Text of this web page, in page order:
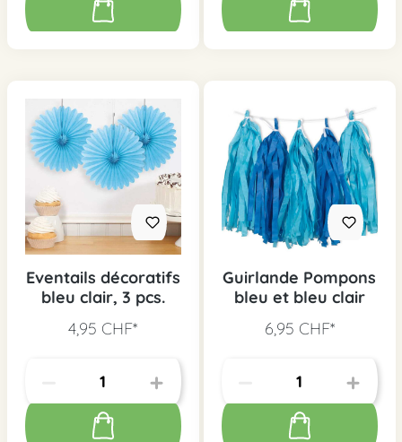
Eventails décoratifs
bleu clair, 3 pcs.
4,95 CHF*
Guirlande Pompons
bleu et bleu clair
6,95 CHF*